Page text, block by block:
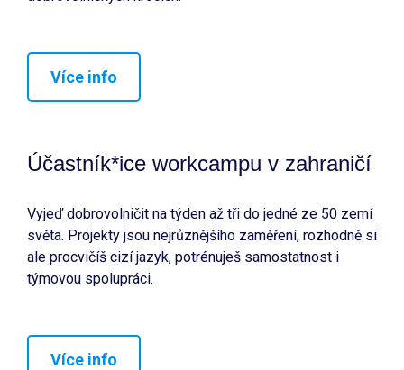
Více info
Účastník*ice workcampu v zahraničí
Vyjeď dobrovolničit na týden až tři do jedné ze 50 zemí
světa. Projekty jsou nejrůznějšího zaměření, rozhodně si
ale procvičíš cizí jazyk, potrénuješ samostatnost i
týmovou spolupráci.
Více info